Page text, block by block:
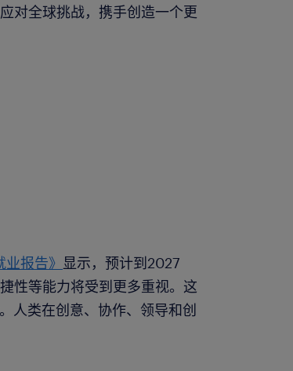
对全球挑战，携手创造一个更
报告》 显示，预计到2027
性等能力将受到更多重视。这
人类在创意、协作、领导和创